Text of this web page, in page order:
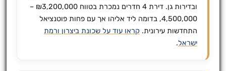
ובדירות גן. דירת 4 חדרים נמכרת בטווח ₪3,200,000 –
4,500,000, בדומה ליד אליהו אך עם פחות פוטנציאל
התחדשות עירונית.קראו עוד על שכונת ביצרון ורמת
ישראל.